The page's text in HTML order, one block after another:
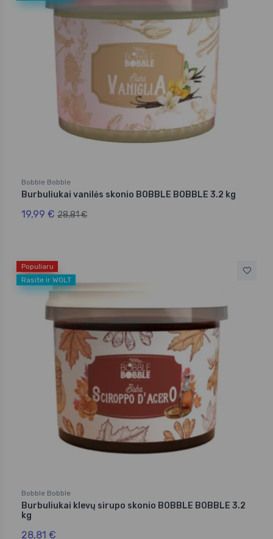
Bobble Bobble
Burbuliukai vanilės skonio BOBBLE BOBBLE 3.2 kg
19,99 € 28,81 €
Populiaru
Rasite ir WOLT
Bobble Bobble
Burbuliukai klevų sirupo skonio BOBBLE BOBBLE 3.2
kg
28,81 €